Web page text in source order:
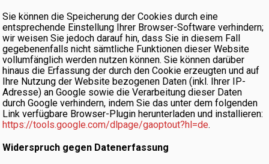
Sie können die Speicherung der Cookies durch eine
entsprechende Einstellung Ihrer Browser-Software verhindern;
wir weisen Sie jedoch darauf hin, dass Sie in diesem Fall
gegebenenfalls nicht sämtliche Funktionen dieser Website
vollumfänglich werden nutzen können. Sie können darüber
hinaus die Erfassung der durch den Cookie erzeugten und auf
Ihre Nutzung der Website bezogenen Daten (inkl. Ihrer IP-
Adresse) an Google sowie die Verarbeitung dieser Daten
durch Google verhindern, indem Sie das unter dem folgenden
Link verfügbare Browser-Plugin herunterladen und installieren:
https://tools.google.com/dlpage/gaoptout?hl=de.
Widerspruch gegen Datenerfassung